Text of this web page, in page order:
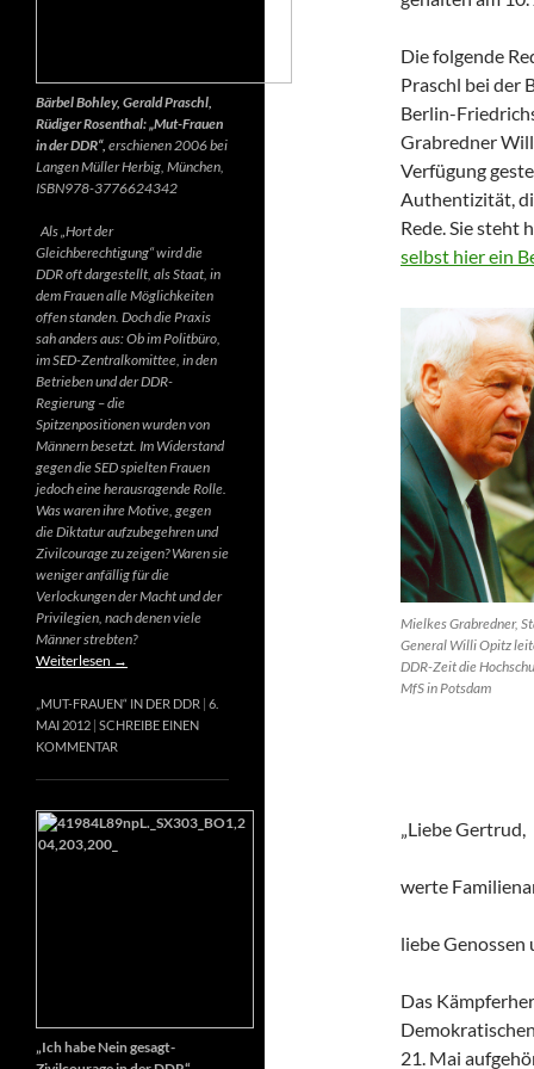
Die folgende
Praschl bei der
Berlin-
Grabredner
Verfügung
Authentizität,
Rede. Sie steht
selbst hier ein
Mielkes Grabredner,
General Willi Opitz
DDR-Zeit die
MfS in Potsdam
„Liebe Gertrud,
werte
liebe Genossen
Das
21. Mai
Bärbel Bohley, Gerald Praschl,
Rüdiger Rosenthal: „Mut-Frauen
in der DDR“, erschienen 2006 bei
Langen Müller Herbig, München,
ISBN978-3776624342
Als „Hort der
Gleichberechtigung“ wird die
DDR oft dargestellt, als Staat, in
dem Frauen alle Möglichkeiten
offen standen. Doch die Praxis
sah anders aus: Ob im Politbüro,
im SED-Zentralkomittee, in den
Betrieben und der DDR-
Regierung – die
Spitzenpositionen wurden von
Männern besetzt. Im Widerstand
gegen die SED spielten Frauen
jedoch eine herausragende Rolle.
Was waren ihre Motive, gegen
die Diktatur aufzubegehren und
Zivilcourage zu zeigen? Waren sie
weniger anfällig für die
Verlockungen der Macht und der
Privilegien, nach denen viele
Männer strebten?
Weiterlesen →
„MUT-FRAUEN“ IN DER DDR 6.
MAI 2012 SCHREIBE EINEN
KOMMENTAR
„Ich habe Nein gesagt-